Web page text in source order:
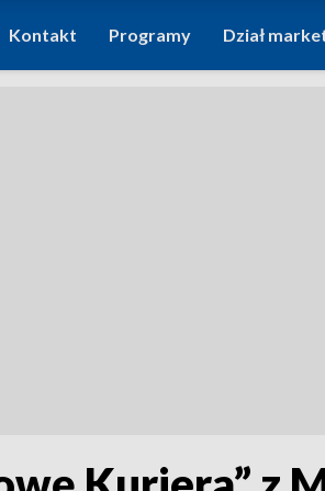
Kontakt Programy Dział